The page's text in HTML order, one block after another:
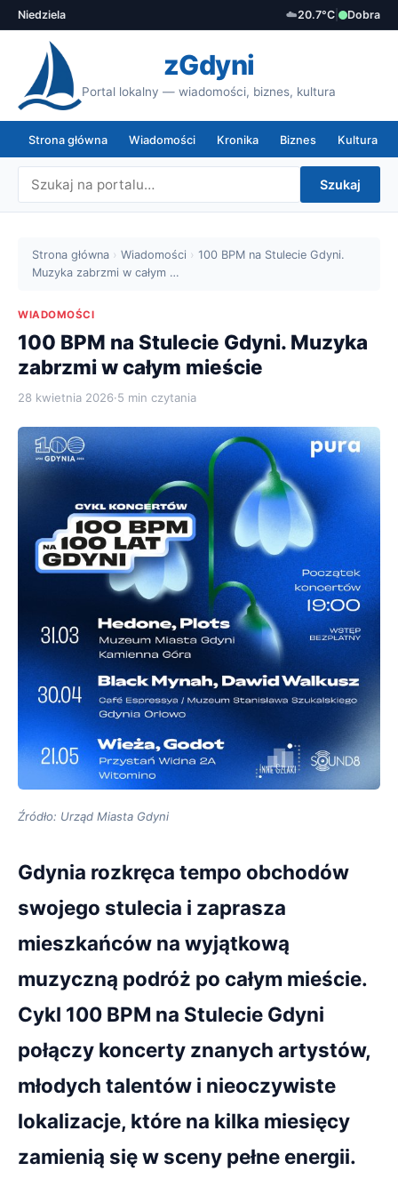
Niedziela ☁️20.7°C Dobra
zGdyni
Portal lokalny — wiadomości, biznes, kultura
Strona główna Wiadomości Kronika Biznes Kultura
Szukaj
Strona główna › Wiadomości › 100 BPM na Stulecie Gdyni.
Muzyka zabrzmi w całym …
WIADOMOŚCI
100 BPM na Stulecie Gdyni. Muzyka
zabrzmi w całym mieście
28 kwietnia 2026·5 min czytania
Źródło: Urząd Miasta Gdyni
Gdynia rozkręca tempo obchodów
swojego stulecia i zaprasza
mieszkańców na wyjątkową
muzyczną podróż po całym mieście.
Cykl 100 BPM na Stulecie Gdyni
połączy koncerty znanych artystów,
młodych talentów i nieoczywiste
lokalizacje, które na kilka miesięcy
zamienią się w sceny pełne energii.